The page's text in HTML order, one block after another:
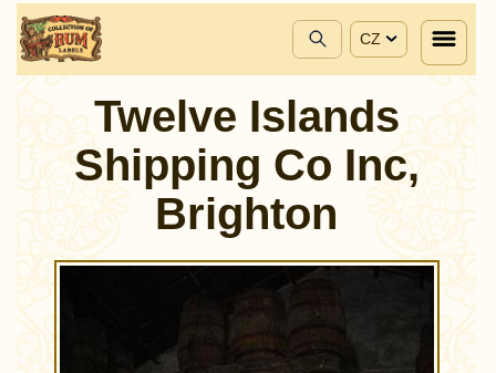
CZ
Twelve Islands
Shipping Co Inc,
Brighton